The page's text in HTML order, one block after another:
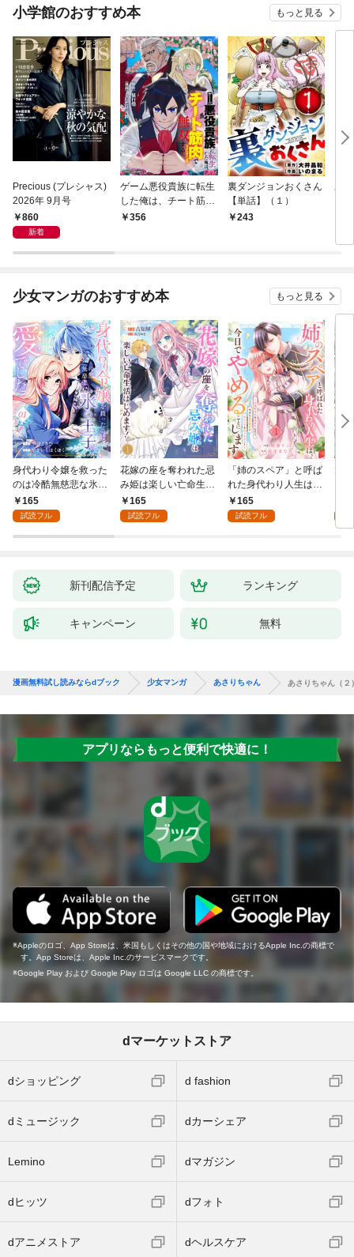
小学館のおすすめ本 もっと見る
Precious (プレシャス)
2026年 9月号
860
新着
ゲーム悪役貴族に転生
した俺は、チート筋肉
で無双する【単話】
356
裏ダンジョンおくさん
【単話】（１）
243
あ
少女マンガのおすすめ本 もっと見る
身代わり令嬢を救った
のは冷酷無慈悲な氷の
王子の愛でした１
165
試読フル
花嫁の座を奪われた忌
み姫は楽しい亡命生活
はじめます！１
165
試読フル
「姉のスペア」と呼ば
れた身代わり人生は、
今日でやめることにし
ます～辺境で自由を満
165
試読フル
新刊配信予定 ランキング
キャンペーン 無料
漫画無料試し読みならdブック 少女マンガ あさりちゃん あさりちゃん（２
アプリならもっと便利で快適に！
Appleのロゴ、App Storeは、米国もしくはその他の国や地域におけるApple Inc.の商標で
す。App Storeは、Apple Inc.のサービスマークです。
Google Play および Google Play ロゴは Google LLC の商標です。
dマーケットストア
dショッピング d fashion
dミュージック dカーシェア
Lemino dマガジン
dヒッツ dフォト
dアニメストア dヘルスケア